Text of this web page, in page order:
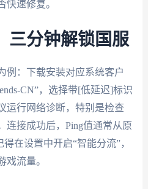
快速修复。
三分钟解锁国服
例：下载安装对应系统客户
CN”，选择带[低延迟]标识
运行网络诊断，特别是检查
连接成功后，Ping值通常从原
在设置中开启“智能分流”，
戏流量。